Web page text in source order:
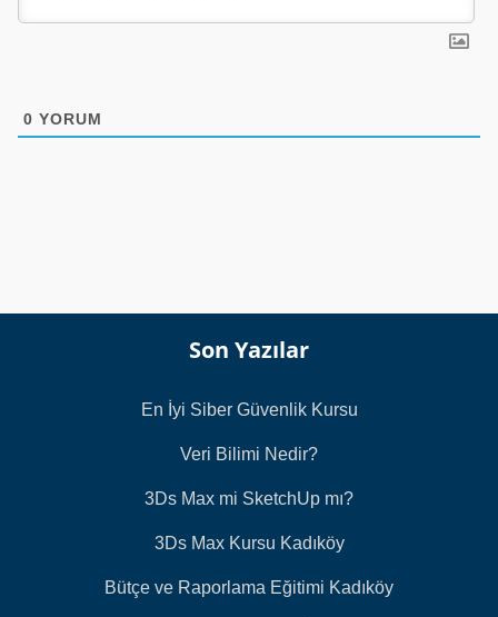
0 YORUM
Son Yazılar
En İyi Siber Güvenlik Kursu
Veri Bilimi Nedir?
3Ds Max mi SketchUp mı?
3Ds Max Kursu Kadıköy
Bütçe ve Raporlama Eğitimi Kadıköy